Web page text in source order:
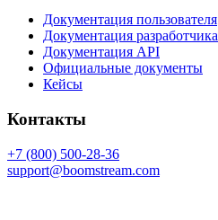
Документация пользователя
Документация разработчика
Документация API
Официальные документы
Кейсы
Контакты
+7 (800) 500-28-36
support@boomstream.com